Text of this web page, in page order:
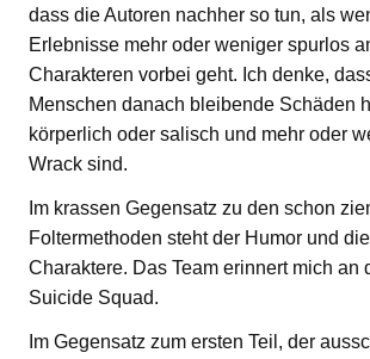
dass die Autoren nachher so tun, als
Erlebnisse mehr oder weniger spurlos
Charakteren vorbei geht. Ich denke,
Menschen danach bleibende Schäden
körperlich oder salisch und mehr oder
Wrack sind.
Im krassen Gegensatz zu den schon
Foltermethoden steht der Humor und
Charaktere. Das Team erinnert mich an
Suicide Squad.
Im Gegensatz zum ersten Teil, der